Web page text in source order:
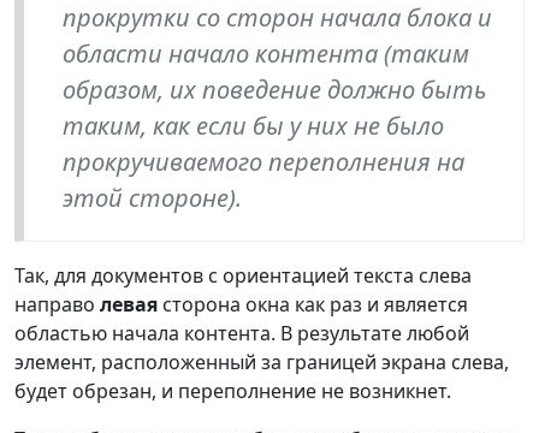
прокрутки со сторон начала блока и
области начало контента (таким
образом, их поведение должно быть
таким, как если бы у них не было
прокручиваемого переполнения на
этой стороне).
Так, для документов с ориентацией текста слева
направо левая сторона окна как раз и является
областью начала контента. В результате любой
элемент, расположенный за границей экрана слева,
будет обрезан, и переполнение не возникнет.